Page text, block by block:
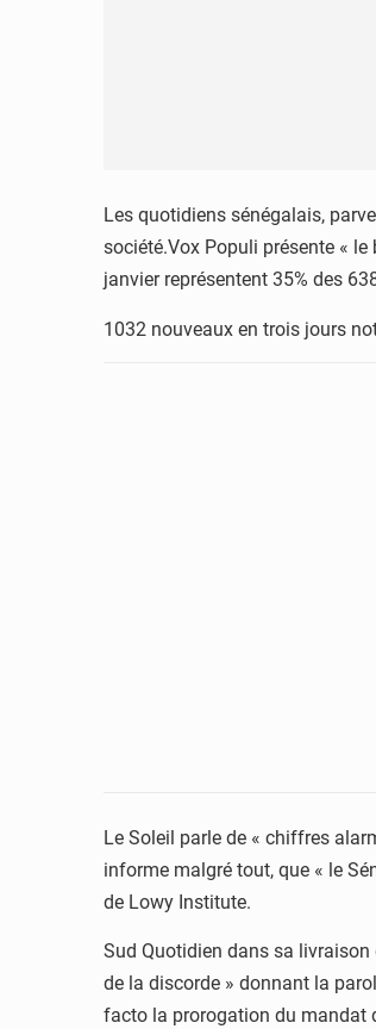
Les quotidiens sénégalais,
société.Vox Populi présente «
janvier représentent 35% des
1032 nouveaux en trois jours
Le Soleil parle de « chiffres
informe malgré tout, que « le
de Lowy Institute.
Sud Quotidien dans sa
de la discorde » donnant la
facto la prorogation du mandat